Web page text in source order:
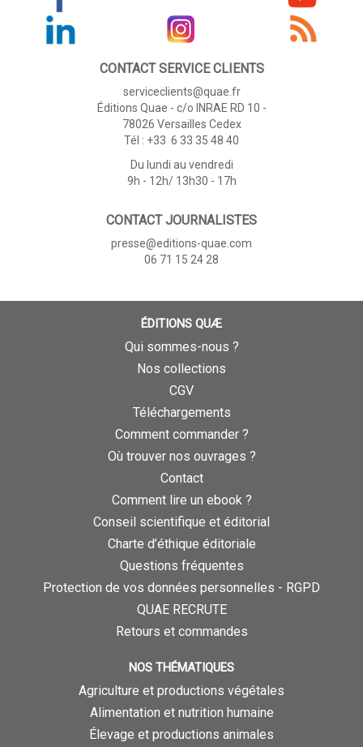
CONTACT SERVICE CLIENTS
serviceclients@quae.fr
Éditions Quae - c/o INRAE RD 10 -
78026 Versailles Cedex
Tél : +33 6 33 35 48 40
Du lundi au vendredi
9h - 12h/ 13h30 - 17h
CONTACT JOURNALISTES
presse@editions-quae.com
06 71 15 24 28
ÉDITIONS QUÆ
Qui sommes-nous ?
Nos collections
CGV
Téléchargements
Comment commander ?
Où trouver nos ouvrages ?
Contact
Comment lire un ebook ?
Conseil scientifique et éditorial
Charte d’éthique éditoriale
Questions fréquentes
Protection de vos données personnelles - RGPD
QUAE RECRUTE
Retours et commandes
NOS THÉMATIQUES
Agriculture et productions végétales
Alimentation et nutrition humaine
Élevage et productions animales